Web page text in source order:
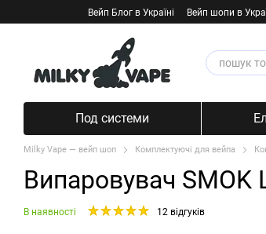
Перейти к основному контенту
Вейп Блог в Україні Вейп шопи в
Под системи
Milky Vape — вейп шоп Комплектуючі для вейпа
Випаровувач
В наявності 12 відгуків